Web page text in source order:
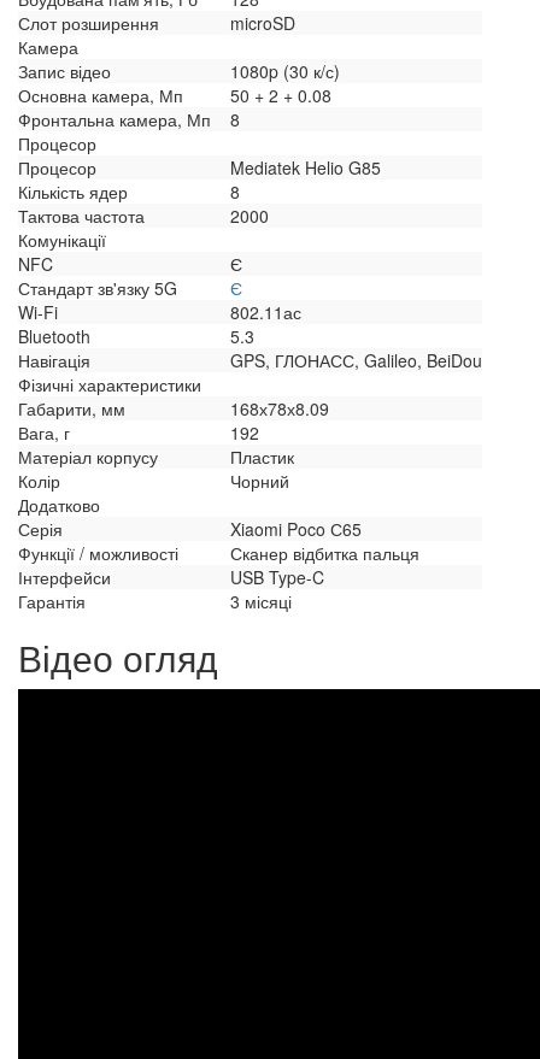
Слот розширення
microSD
Камера
Запис відео
1080p (30 к/с)
Основна камера, Мп
50 + 2 + 0.08
Фронтальна камера, Мп
8
Процесор
Процесор
Mediatek Helio G85
Кількість ядер
8
Тактова частота
2000
Комунікації
NFC
Є
Стандарт зв'язку 5G
Є
Wi-Fi
802.11ас
Bluetooth
5.3
Навігація
GPS, ГЛОНАСС, Galileo, BeiDou
Фізичні характеристики
Габарити, мм
168х78х8.09
Вага, г
192
Матеріал корпусу
Пластик
Колір
Чорний
Додатково
Серія
Xiaomi Poco С65
Функції / можливості
Сканер відбитка пальця
Інтерфейси
USB Type-C
Гарантія
3 місяці
Відео огляд